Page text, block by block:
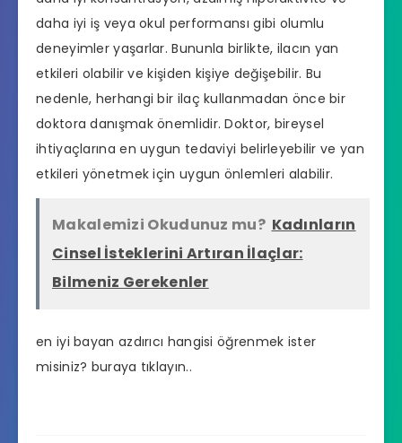
daha iyi iş veya okul performansı gibi olumlu
deneyimler yaşarlar. Bununla birlikte, ilacın yan
etkileri olabilir ve kişiden kişiye değişebilir. Bu
nedenle, herhangi bir ilaç kullanmadan önce bir
doktora danışmak önemlidir. Doktor, bireysel
ihtiyaçlarına en uygun tedaviyi belirleyebilir ve yan
etkileri yönetmek için uygun önlemleri alabilir.
Makalemizi Okudunuz mu? Kadınların
Cinsel İsteklerini Artıran İlaçlar:
Bilmeniz Gerekenler
en iyi bayan azdırıcı hangisi öğrenmek ister
misiniz? buraya tıklayın..